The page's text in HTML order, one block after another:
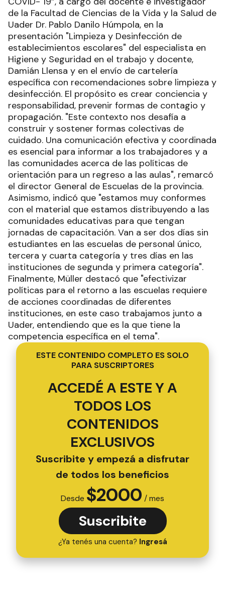
de la Facultad de Ciencias de la Vida y la Salud de
Uader Dr. Pablo Danilo Húmpola, en la
presentación "Limpieza y Desinfección de
establecimientos escolares" del especialista en
Higiene y Seguridad en el trabajo y docente,
Damián Llensa y en el envío de cartelería
específica con recomendaciones sobre limpieza y
desinfección. El propósito es crear conciencia y
responsabilidad, prevenir formas de contagio y
propagación. "Este contexto nos desafía a
construir y sostener formas colectivas de
cuidado. Una comunicación efectiva y coordinada
es esencial para informar a los trabajadores y a
las comunidades acerca de las políticas de
orientación para un regreso a las aulas", remarcó
el director General de Escuelas de la provincia.
Asimismo, indicó que "estamos muy conformes
con el material que estamos distribuyendo a las
comunidades educativas para que tengan
jornadas de capacitación. Van a ser dos días sin
estudiantes en las escuelas de personal único,
tercera y cuarta categoría y tres días en las
instituciones de segunda y primera categoría".
Finalmente, Müller destacó que "efectivizar
políticas para el retorno a las escuelas requiere
de acciones coordinadas de diferentes
instituciones, en este caso trabajamos junto a
Uader, entendiendo que es la que tiene la
competencia específica en el tema".
ESTE CONTENIDO COMPLETO ES SOLO
PARA SUSCRIPTORES
ACCEDÉ A ESTE Y A
TODOS LOS
CONTENIDOS
EXCLUSIVOS
Suscribite y empezá a disfrutar
de todos los beneficios
Desde $2000 / mes
Suscribite
¿Ya tenés una cuenta? Ingresá